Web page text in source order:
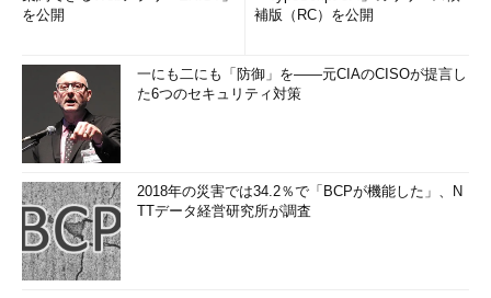
を公開
補版（RC）を公開
一にも二にも「防御」を――元CIAのCISOが提言し
た6つのセキュリティ対策
2018年の災害では34.2％で「BCPが機能した」、N
TTデータ経営研究所が調査